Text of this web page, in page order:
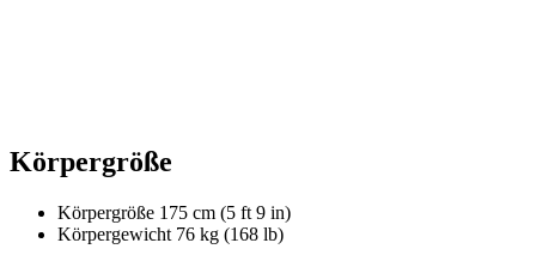
Körpergröße
Körpergröße 175 cm (5 ft 9 in)
Körpergewicht 76 kg (168 lb)